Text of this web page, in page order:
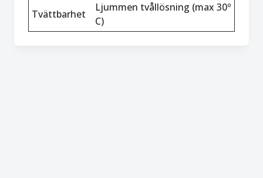
Tvättbarhet
Ljummen tvållösning (max 30º
C)